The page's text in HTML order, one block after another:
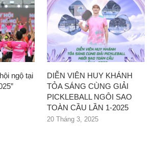
ngộ tại
DIỄN VIÊN HUY KHÁNH
TỎA SÁNG CÙNG GIẢI
PICKLEBALL NGÔI SAO
TOÀN CẦU LẦN 1-2025
20 Tháng 3, 2025